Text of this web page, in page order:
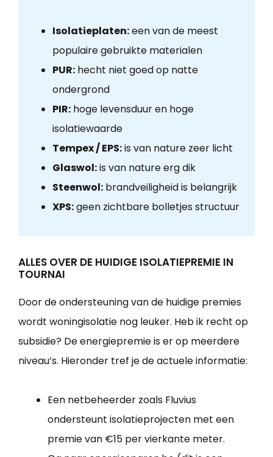
Isolatieplaten:een van de meest
populaire gebruikte materialen
PUR:hecht niet goed op natte
ondergrond
PIR:hoge levensduur en hoge
isolatiewaarde
Tempex / EPS:is van nature zeer licht
Glaswol:is van nature erg dik
Steenwol:brandveiligheid is belangrijk
XPS:geen zichtbare bolletjes structuur
ALLES OVER DE HUIDIGE ISOLATIEPREMIE IN
TOURNAI
Door de ondersteuning van de huidige premies
wordt woningisolatie nog leuker. Heb ik recht op
subsidie? De energiepremie is er op meerdere
niveau’s. Hieronder tref je de actuele informatie:
Een netbeheerder zoals Fluvius
ondersteunt isolatieprojecten met een
premie van €15 per vierkante meter.